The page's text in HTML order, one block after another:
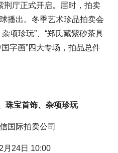
荆厅正式开启。届时，拍卖
播出。冬季艺术珍品拍卖会
项珍玩”、“郑氏藏紫砂茶具
国字画”四大专场，拍品总件
珠宝首饰、杂项珍玩
国际拍卖公司
月24日 10:00